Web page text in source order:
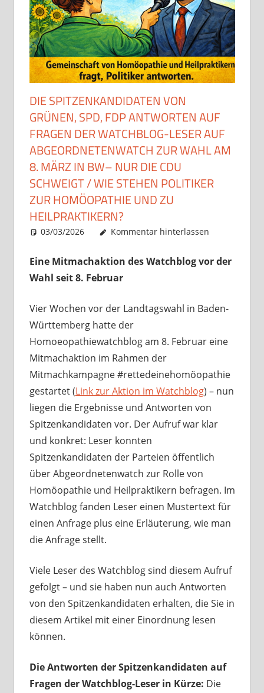
DIE SPITZENKANDIDATEN VON
GRÜNEN, SPD, FDP ANTWORTEN AUF
FRAGEN DER WATCHBLOG-LESER AUF
ABGEORDNETENWATCH ZUR WAHL AM
8. MÄRZ IN BW– NUR DIE CDU
SCHWEIGT / WIE STEHEN POLITIKER
ZUR HOMÖOPATHIE UND ZU
HEILPRAKTIKERN?
03/03/2026 Christian J. Becker
Uncategorized
Kommentar hinterlassen
Eine Mitmachaktion des Watchblog vor der
Wahl seit 8. Februar
Vier Wochen vor der Landtagswahl in Baden-
Württemberg hatte der
Homoeopathiewatchblog am 8. Februar eine
Mitmachaktion im Rahmen der
Mitmachkampagne #rettedeinehomöopathie
gestartet (Link zur Aktion im Watchblog) – nun
liegen die Ergebnisse und Antworten von
Spitzenkandidaten vor. Der Aufruf war klar
und konkret: Leser konnten
Spitzenkandidaten der Parteien öffentlich
über Abgeordnetenwatch zur Rolle von
Homöopathie und Heilpraktikern befragen. Im
Watchblog fanden Leser einen Mustertext für
einen Anfrage plus eine Erläuterung, wie man
die Anfrage stellt.
Viele Leser des Watchblog sind diesem Aufruf
gefolgt – und sie haben nun auch Antworten
von den Spitzenkandidaten erhalten, die Sie in
diesem Artikel mit einer Einordnung lesen
können.
Die Antworten der Spitzenkandidaten auf
Fragen der Watchblog-Leser in Kürze: Die